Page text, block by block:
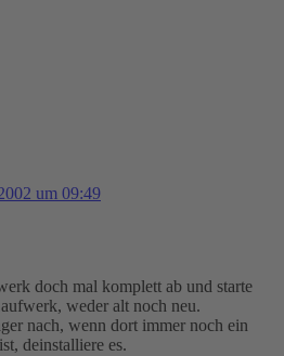
um 09:49
doch mal komplett ab und starte
weder alt noch neu.
nach, wenn dort immer noch ein
deinstalliere es.